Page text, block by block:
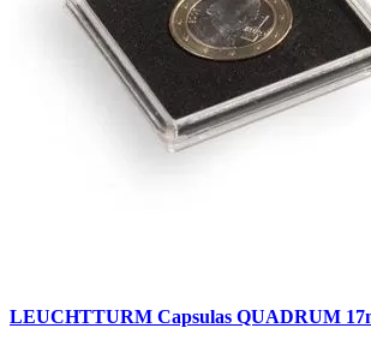
LEUCHTTURM Capsulas QUADRUM